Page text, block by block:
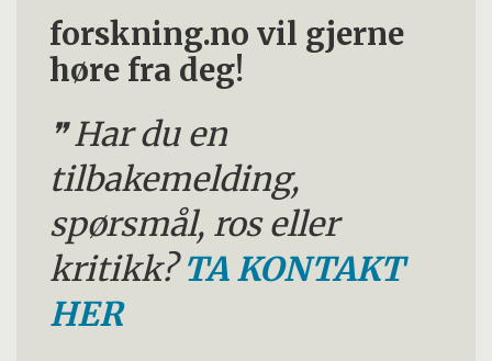
forskning.no vil gjerne
høre fra deg!
Har du en
tilbakemelding,
spørsmål, ros eller
kritikk?TA KONTAKT
HER